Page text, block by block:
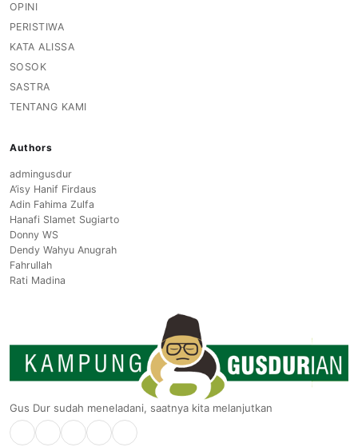
OPINI
PERISTIWA
KATA ALISSA
SOSOK
SASTRA
TENTANG KAMI
Authors
admingusdur
A’isy Hanif Firdaus
Adin Fahima Zulfa
Hanafi Slamet Sugiarto
Donny WS
Dendy Wahyu Anugrah
Fahrullah
Rati Madina
Gus Dur sudah meneladani, saatnya kita melanjutkan